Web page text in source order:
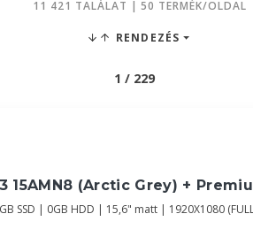
11 421 TALÁLAT | 50 TERMÉK/OLDAL
RENDEZÉS
1 / 229
15AMN8 (Arctic Grey) +
SSD | 0GB HDD | 15,6" matt | 1920X1080